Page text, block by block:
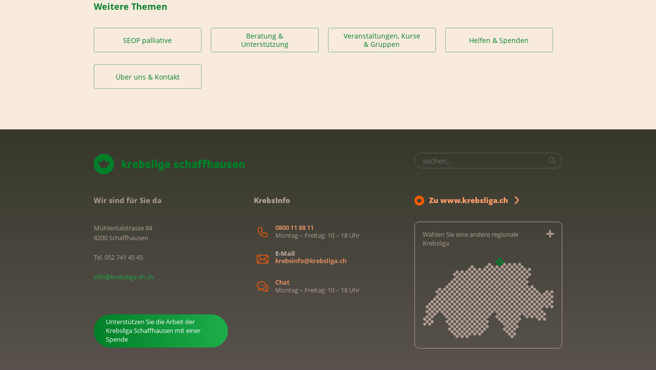
Weitere Themen
SEOP palliative
Beratung &
Unterstützung
Veranstaltungen, Kurse
& Gruppen
Helfen & Spenden
Über uns & Kontakt
Wir sind für Sie da
Mühlentalstrasse 84
8200 Schaffhausen
Tel. 052 741 45 45
info@krebsliga-sh.ch
Unterstützen Sie die Arbeit der
Krebsliga Schaffhausen mit einer
Spende
KrebsInfo
0800 11 88 11
Montag – Freitag: 10 – 18 Uhr
E-Mail
krebsinfo@krebsliga.ch
Chat
Montag – Freitag: 10 – 18 Uhr
Zu www.krebsliga.ch
Wählen Sie eine andere regionale
Krebsliga